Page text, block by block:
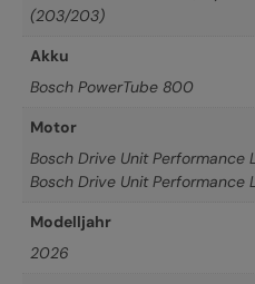
(203/203)
Akku
Bosch PowerTube 800
Motor
Bosch Drive Unit Performance
Bosch Drive Unit Performance
Modelljahr
2026